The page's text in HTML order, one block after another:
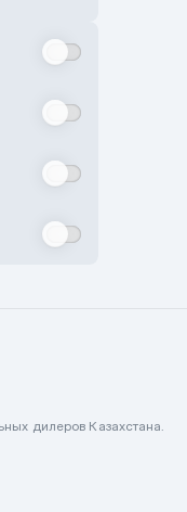
дилеров Казахстана.